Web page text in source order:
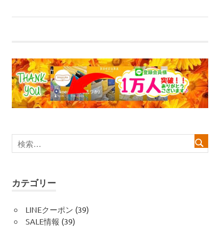
ゲ
ー
シ
ョ
ン
事:
の
カテゴリー
LINEクーポン (39)
SALE情報 (39)